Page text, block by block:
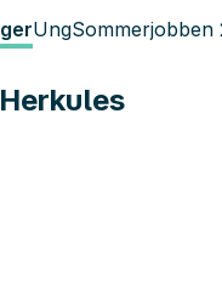
UngSommerjobben